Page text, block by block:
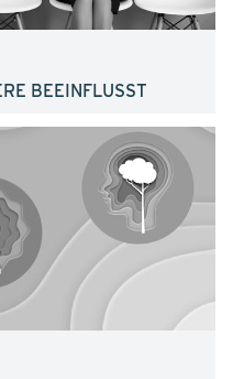
BEEINFLUSST